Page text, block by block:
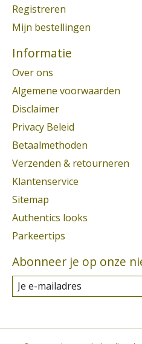
Registreren
Mijn bestellingen
Informatie
Over ons
Algemene voorwaarden
Disclaimer
Privacy Beleid
Betaalmethoden
Verzenden & retourneren
Klantenservice
Sitemap
Authentics looks
Parkeertips
Abonneer je op onze